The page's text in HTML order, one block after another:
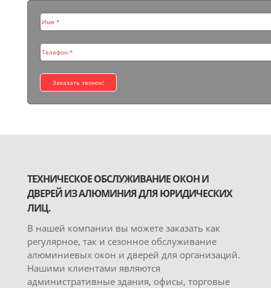
ТЕХНИЧЕСКОЕ ОБСЛУЖИВАНИЕ ОКОН И
ДВЕРЕЙ ИЗ АЛЮМИНИЯ ДЛЯ ЮРИДИЧЕСКИХ
ЛИЦ.
В нашей компании вы можете заказать как
регулярное, так и сезонное обслуживание
алюминиевых окон и дверей для организаций.
Нашими клиентами являются
административные здания, офисы, торговые